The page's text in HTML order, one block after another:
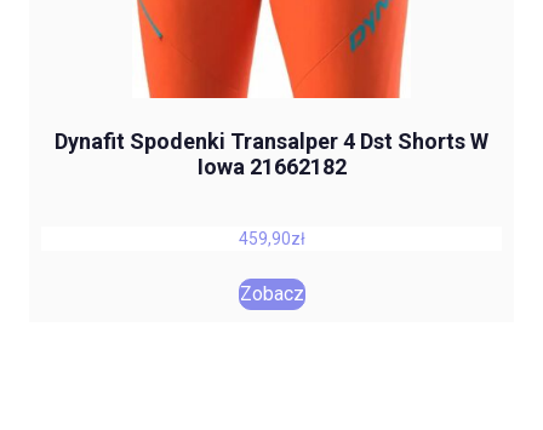
Dynafit Spodenki Transalper 4 Dst Shorts W
Iowa 21662182
459,90zł
Zobacz